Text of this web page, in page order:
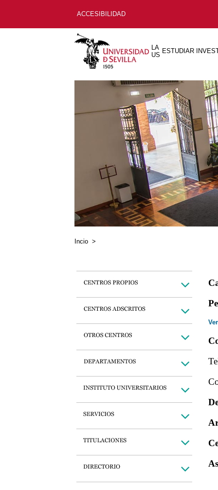
ACCESIBILIDAD
LA
US
ESTUDIAR
Incio >